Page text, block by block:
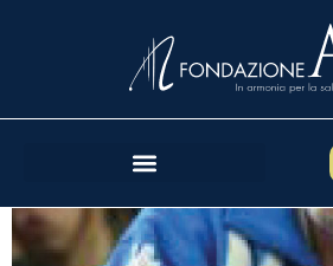
ENRICO DI CIOLO